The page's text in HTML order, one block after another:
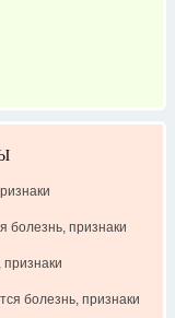
болезнь, признаки
болезнь, признаки